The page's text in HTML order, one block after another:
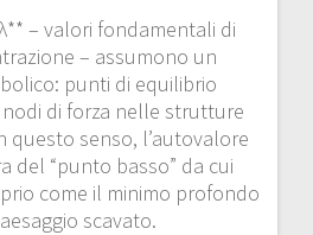
– valori fondamentali di
– assumono un
punti di equilibrio
di forza nelle strutture
questo senso, l’autovalore
del “punto basso” da cui
come il minimo profondo
scavato.